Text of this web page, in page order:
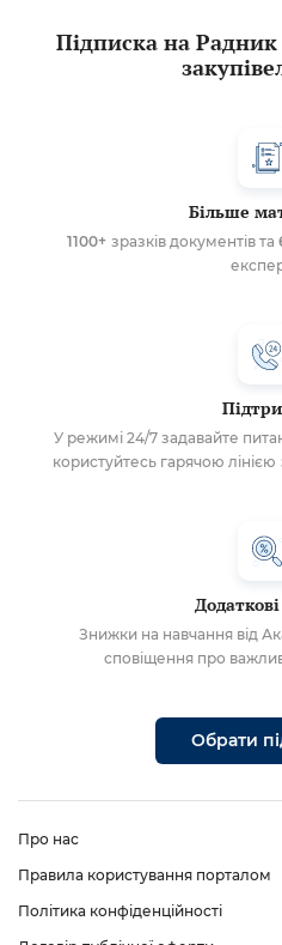
Підписка на Радник
Більше
1100+ зразків документів та
У режимі 24/7 задавайте
користуйтесь гарячою лінією
Знижки на навчання від
сповіщення про
Обрати
Про нас
Правила користування порталом
Політика конфіденційності